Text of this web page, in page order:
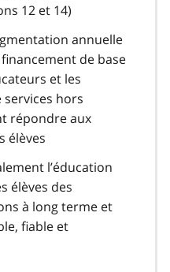
12 et 14)
annuelle
de base
et les
hors
répondre aux
élèves
l’éducation
élèves des
à long terme et
fiable et